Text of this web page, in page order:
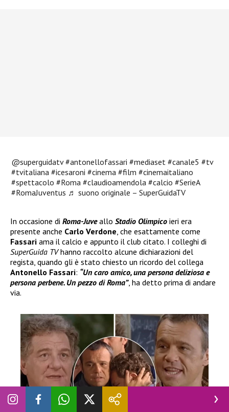
@superguidatv #antonellofassari #mediaset #canale5 #tv
#tvitaliana #icesaroni #cinema #film #cinemaitaliano
#spettacolo #Roma #claudioamendola #calcio #SerieA
#RomaJuventus ♬ suono originale – SuperGuidaTV
In occasione di Roma-Juveallo Stadio Olimpico ieri era
presente anche Carlo Verdone, che esattamente come
Fassari ama il calcio e appunto il club citato. I colleghi di
SuperGuida TVhanno raccolto alcune dichiarazioni del
regista, quando gli è stato chiesto un ricordo del collega
Antonello Fassari: “Un caro amico, una persona deliziosa e
persona perbene. Un pezzo di Roma”, ha detto prima di andare
via.